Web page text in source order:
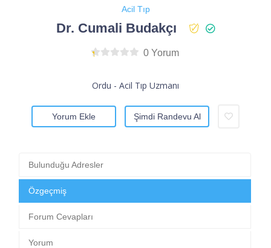
Acil Tıp
Dr. Cumali Budakçı
0 Yorum
Ordu - Acil Tıp Uzmanı
Yorum Ekle Şimdi Randevu Al
Bulunduğu Adresler
Özgeçmiş
Forum Cevapları
Yorum